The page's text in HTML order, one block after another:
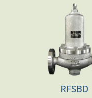
RFSBD